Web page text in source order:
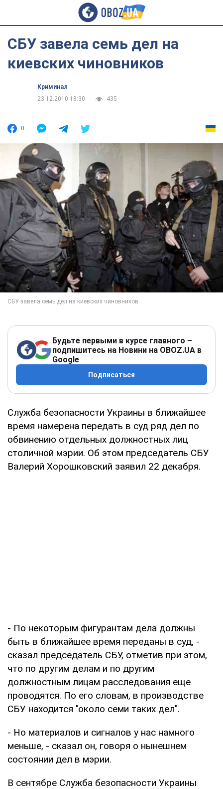
СБУ завела семь дел на
киевских чиновников
Криминал
23.12.2010 18:30
435
0
Будьте первыми в курсе главного –
подпишитесь на Новини на OBOZ.UA в
Google
Подписаться
Служба безопасности Украины в ближайшее
время намерена передать в суд ряд дел по
обвинению отдельных должностных лиц
столичной мэрии. Об этом председатель СБУ
Валерий Хорошковский заявил 22 декабря.
- По некоторым фигурантам дела должны
быть в ближайшее время переданы в суд, -
сказал председатель СБУ, отметив при этом,
что по другим делам и по другим
должностным лицам расследования еще
проводятся. По его словам, в производстве
СБУ находится "около семи таких дел".
- Но материалов и сигналов у нас намного
меньше, - сказал он, говоря о нынешнем
состоянии дел в мэрии.
В сентябре Служба безопасности Украины